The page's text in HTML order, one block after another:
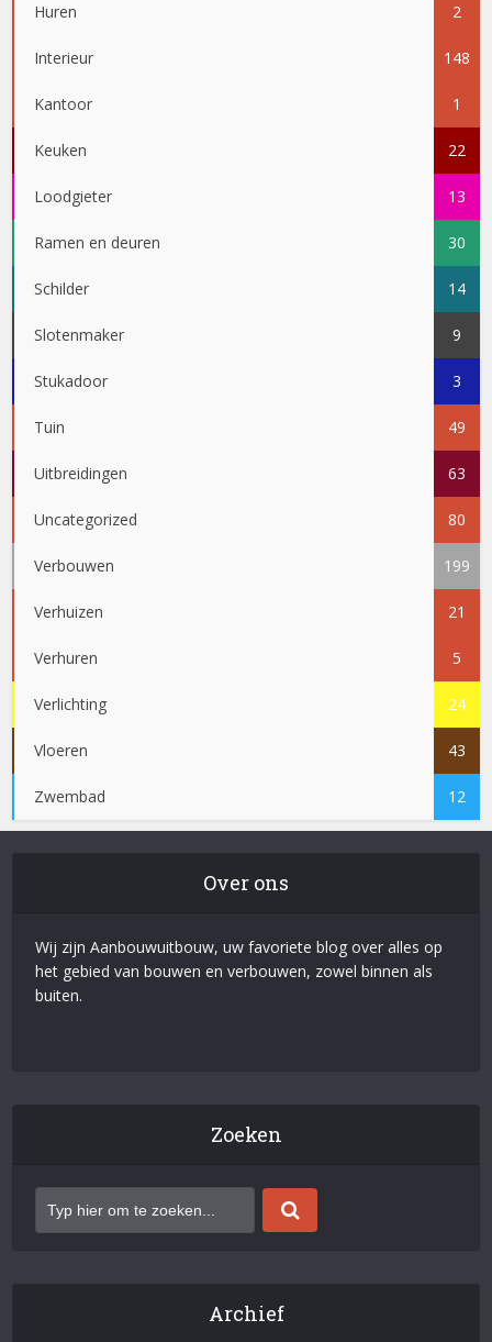
Huren 2
Interieur 148
Kantoor 1
Keuken 22
Loodgieter 13
Ramen en deuren 30
Schilder 14
Slotenmaker 9
Stukadoor 3
Tuin 49
Uitbreidingen 63
Uncategorized 80
Verbouwen 199
Verhuizen 21
Verhuren 5
Verlichting 24
Vloeren 43
Zwembad 12
Over ons
Wij zijn Aanbouwuitbouw, uw favoriete blog over alles op
het gebied van bouwen en verbouwen, zowel binnen als
buiten.
Zoeken
Archief